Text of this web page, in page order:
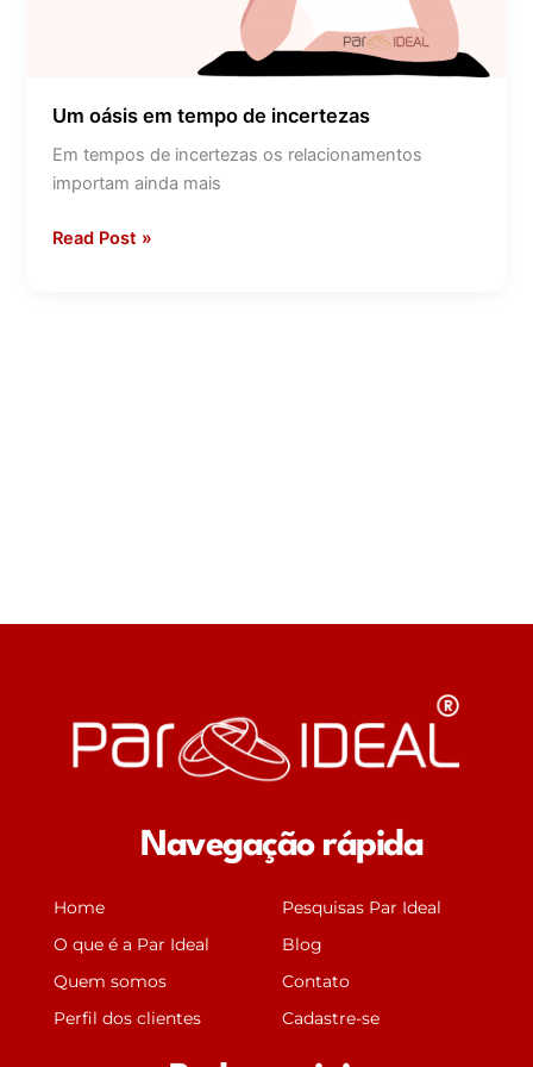
Um oásis em tempo de incertezas
Em tempos de incertezas os relacionamentos
importam ainda mais
Read Post »
Navegação rápida
Home
O que é a Par Ideal
Quem somos
Perfil dos clientes
Pesquisas Par Ideal
Blog
Contato
Cadastre-se